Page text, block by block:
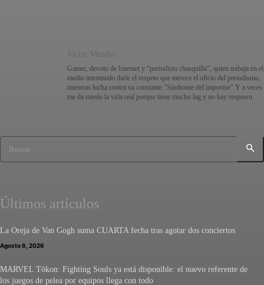
Victor Mendez
Gamer, devoto de Internet y “periodisto chasquilla”, quien trabaja en el
medio intentando darle el respeto que merece el oficio del periodismo,
mientras lucha contra su constante "Síndrome del impostor".Y a veces
me da miedo la vida real porque tiene mucho lag y no hay respawn.
Buscar
Últimos artículos
La Oreja de Van Gogh suma CUARTA fecha tras agotar dos conciertos
Agosto 6, 2026
MARVEL Tōkon: Fighting Souls ya está disponible: el nuevo referente de
los juegos de pelea por equipos llega con todo